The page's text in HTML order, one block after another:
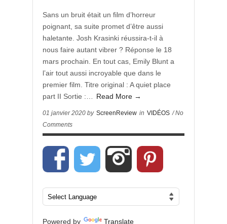
Sans un bruit était un film d’horreur
poignant, sa suite promet d’être aussi
haletante. Josh Krasinki réussira-t-il à
nous faire autant vibrer ? Réponse le 18
mars prochain. En tout cas, Emily Blunt a
l’air tout aussi incroyable que dans le
premier film. Titre original : A quiet place
part II Sortie :…
Read More →
01 janvier 2020 by ScreenReview in VIDÉOS / No
Comments
Powered by Translate